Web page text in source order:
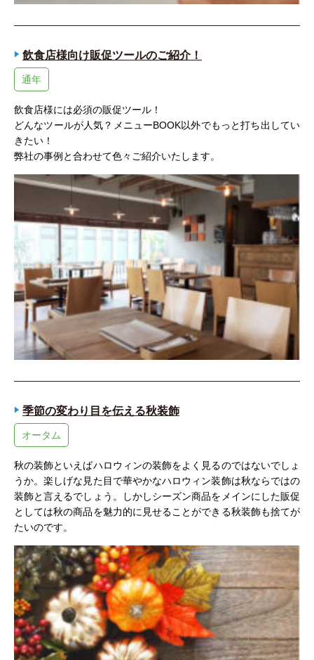
飲食店様向け販促ツールのご紹介！
通年
飲食店様には必須の販促ツール！
どんなツールが人気？メニューBOOK以外でもっと打ち出してい
きたい！
弊社の事例と合わせて色々ご紹介いたします。
季節の変わり目を伝える秋装飾
オータム
秋の装飾といえばハロウィンの装飾をよく見るのではないでしょ
うか。楽しげな見た目で華やかなハロウィン装飾は秋ならではの
装飾と言えるでしょう。しかしシーズン商品をメインにした販促
としては秋の商品を魅力的に見せることができる秋装飾も捨てが
たいのです。